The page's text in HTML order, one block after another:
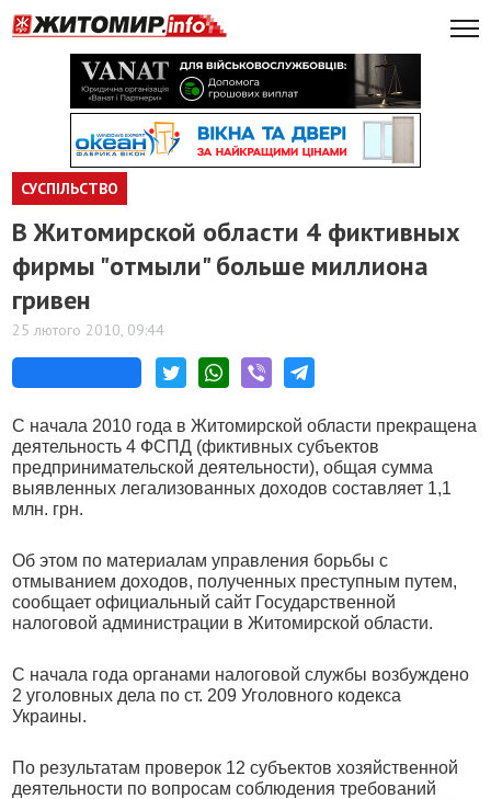
СУСПІЛЬСТВО
В Житомирской области 4 фиктивных
фирмы "отмыли" больше миллиона
гривен
25 лютого 2010, 09:44
С начала 2010 года в Житомирской области прекращена
деятельность 4 ФСПД (фиктивных субъектов
предпринимательской деятельности), общая сумма
выявленных легализованных доходов составляет 1,1
млн. грн.
Об этом по материалам управления борьбы с
отмыванием доходов, полученных преступным путем,
сообщает официальный сайт Государственной
налоговой администрации в Житомирской области.
С начала года органами налоговой службы возбуждено
2 уголовных дела по ст. 209 Уголовного кодекса
Украины.
По результатам проверок 12 субъектов хозяйственной
деятельности по вопросам соблюдения требований